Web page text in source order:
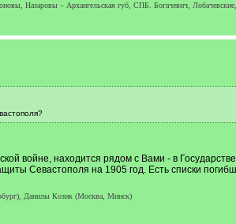
Назаровы – Архангельская губ, СПБ. Богачевич,
войне, находится рядом с Вами - в
Севастополя на 1905 год. Есть списки
Данилы Козик (Москва, Минск)